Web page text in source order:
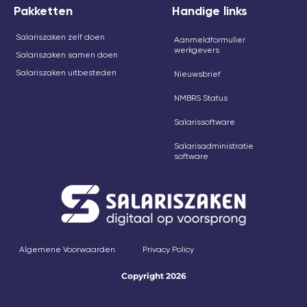
Pakketten
Salariszaken zelf doen
Salariszaken samen doen
Salariszaken uitbesteden
Handige links
Aanmeldformulier
werkgevers
Nieuwsbrief
NMBRS Status
Salarissoftware
Salarisadministratie
software
Algemene Voorwaarden Privacy Policy
Copyright 2026